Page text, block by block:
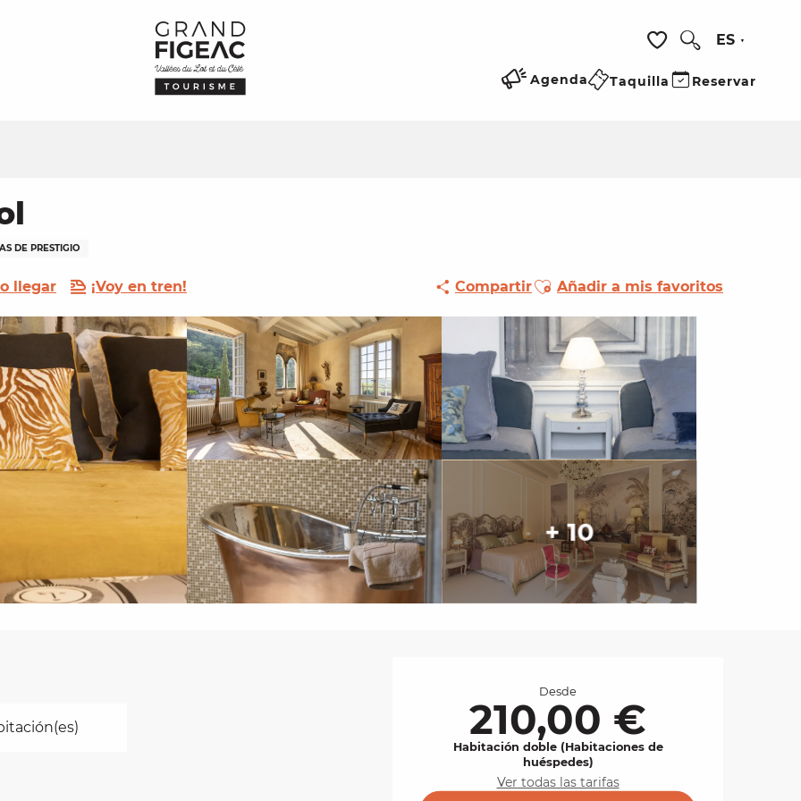
Voir les favoris
ES
Agenda Taquilla Reservar
DE PRESTIGIO
llegar ¡Voy en tren! CompartirAjouter aux favoris
Añadir a mis favoritos
+ 10
Horarios y datos de
Desde
210,00 €
Habitación doble (Habitaciones de
huéspedes)
Ver todas las tarifas